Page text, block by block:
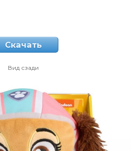
Скачать
Вид сзади